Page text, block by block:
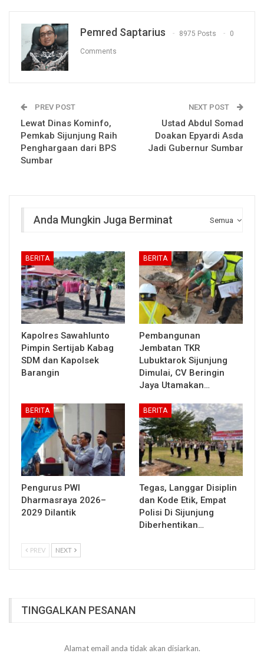
Pemred Saptarius 8975 Posts 0
Comments
PREV POST
Lewat Dinas Kominfo,
Pemkab Sijunjung Raih
Penghargaan dari BPS
Sumbar
NEXT POST
Ustad Abdul Somad
Doakan Epyardi Asda
Jadi Gubernur Sumbar
Semua
Anda Mungkin Juga Berminat
BERITA
Kapolres Sawahlunto
Pimpin Sertijab Kabag
SDM dan Kapolsek
Barangin
BERITA
Pembangunan
Jembatan TKR
Lubuktarok Sijunjung
Dimulai, CV Beringin
Jaya Utamakan…
BERITA
Pengurus PWI
Dharmasraya 2026–
2029 Dilantik
BERITA
Tegas, Langgar Disiplin
dan Kode Etik, Empat
Polisi Di Sijunjung
Diberhentikan…
PREV NEXT
TINGGALKAN PESANAN
Alamat email anda tidak akan disiarkan.